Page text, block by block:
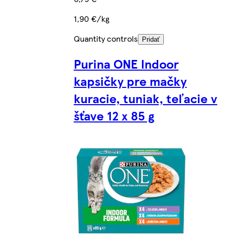
1,90 €/kg
Quantity controls
Pridať
Purina ONE Indoor
kapsičky pre mačky
kuracie, tuniak, teľacie v
šťave 12 x 85 g